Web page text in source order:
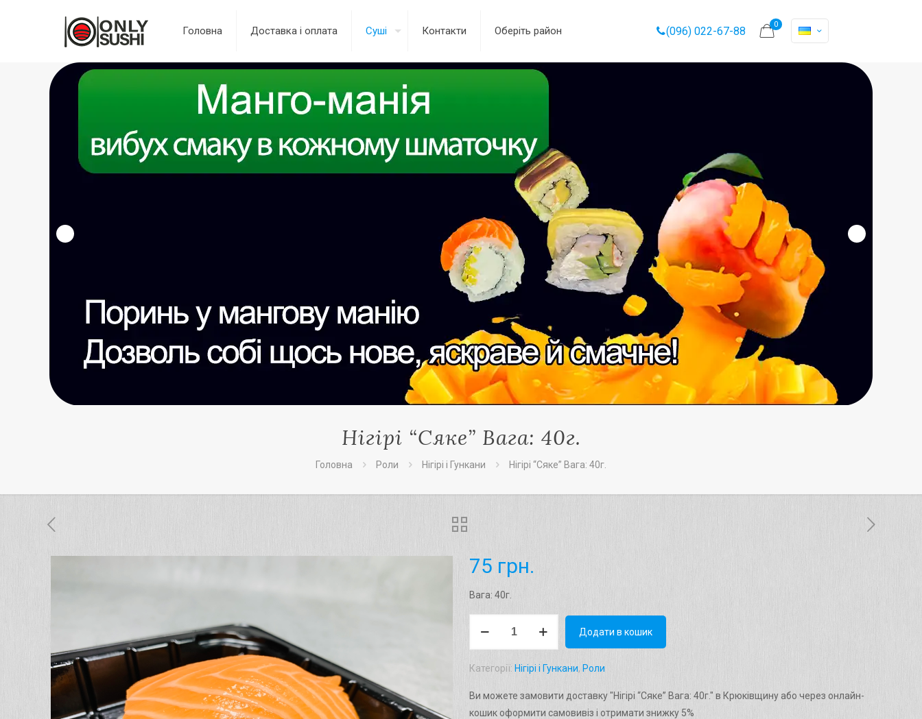
Головна Доставка і оплата Суші Контакти Оберіть район (096) 022-67-88
0
Нігірі “Сяке” Вага: 40г.
Головна Роли Нігірі і Гункани Нігірі “Сяке” Вага: 40г.
75 грн.
Вага: 40г.
40г.
кількість
Додати в кошик
Категорії: Нігірі і Гункани, Роли
Ви можете замовити доставку "Нігірі “Сяке” Вага: 40г." в Крюківщину або через онлайн-
кошик оформити самовивіз і отримати знижку 5%